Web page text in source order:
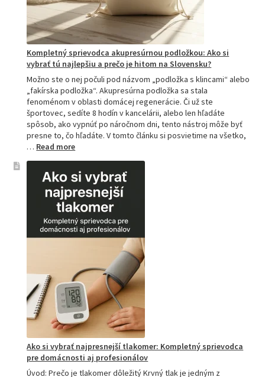
Kompletný sprievodca akupresúrnou podložkou: Ako si
vybrať tú najlepšiu a prečo je hitom na Slovensku?
Možno ste o nej počuli pod názvom „podložka s klincami“ alebo
„fakírska podložka“. Akupresúrna podložka sa stala
fenoménom v oblasti domácej regenerácie. Či už ste
športovec, sedíte 8 hodín v kancelárii, alebo len hľadáte
spôsob, ako vypnúť po náročnom dni, tento nástroj môže byť
presne to, čo hľadáte. V tomto článku si posvietime na všetko,
… Read more:
sprievodca
akupresúrnou
podložkou:
Ako
si
vybrať
tú
prečo
je
hitom
na
Slovensku?
Ako si vybrať najpresnejší tlakomer: Kompletný sprievodca
pre domácnosti aj profesionálov
Úvod: Prečo je tlakomer dôležitý Krvný tlak je jedným z